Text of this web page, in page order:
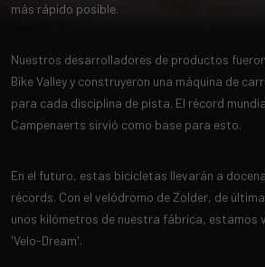
más rápido posible.
Nuestros desarrolladores de productos
Bike Valley y construyeron una máquina de
para cada disciplina de pista. El récord
Campenaerts sirvió como base para esto.
En el futuro, estas bicicletas llevarán a
récords. Con el velódromo de Zolder, de
unos kilómetros de nuestra fábrica, estamos
'Velo-Dream'.